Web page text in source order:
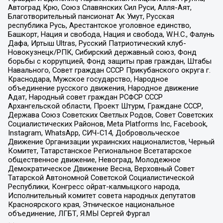
Автоград Крю, Союз Славянских Сил Руси, Алля-Аят,
Благотворительный пансионат Ак Умут, Русская
республика Русь, Арестантское уголовное единство,
Башкорт, Нация и свобода, Нация и свобода, W.H.С., Фалунь
Дафа, Иртыш Ultras, Русский Патриотический клуб-
Новокузнецк/РПК, Сибирский державный союз, Фонд
борьбы с коррупцией, Фонд защиты прав граждан, Штабы
Навального, Совет граждан СССР Прикубанского округа г.
Краснодара, Мужское государство, Народное
объединение русского движения, Народное движение
Адат, Народный совет граждан РСФСР СССР
Архангельской области, Проект Штурм, Граждане СССР,
Держава Союз Советских Светлых Родов, Совет Советских
Социалистических Районов, Meta Platforms Inc, Facebook,
Instagram, WhatsApp, СИЧ-С14, Добровольческое
Движение Организации украинских националистов, Черный
Комитет, Татарстанское Региональное Всетатарское
общественное движение, Невоград, Молодежное
Демократическое Движение Весна, Верховный Совет
Татарской Автономной Советской Социалистической
Республики, Конгресс ойрат-калмыцкого народа,
Исполнительный комитет совета народных депутатов
Красноярского края, Этническое национальное
объединение, ЛГБТ, Я.МЫ Сергей Фургал